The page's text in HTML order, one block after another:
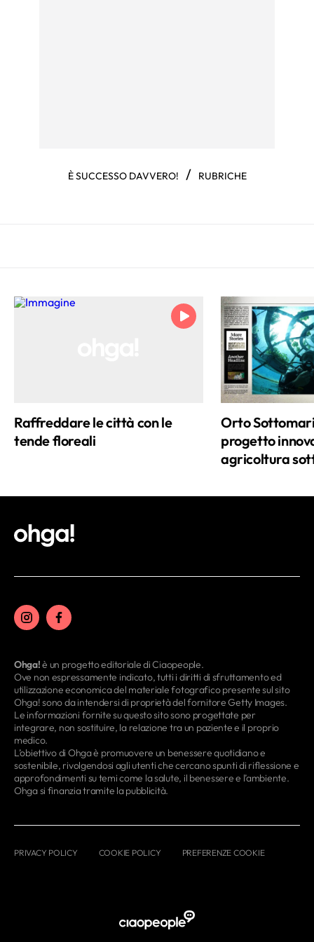
È SUCCESSO DAVVERO! / RUBRICHE
Raffreddare le città con le
tende floreali
Orto
progetto
agricoltura
Ohga!è un progetto editoriale di Ciaopeople.
Ove non espressamente indicato, tutti i diritti di sfruttamento ed
utilizzazione economica del materiale fotografico presente sul sito
Ohga! sono da intendersi di proprietà del fornitore Getty Images.
Le informazioni fornite su questo sito sono progettate per
integrare, non sostituire, la relazione tra un paziente e il proprio
medico.
L’obiettivo di Ohga è promuovere un benessere quotidiano e
sostenibile, rivolgendosi agli utenti che cercano spunti di riflessione e
approfondimenti su temi come la salute, il benessere e l’ambiente.
Ohga si finanzia tramite la pubblicità.
PRIVACY POLICY COOKIE POLICY PREFERENZE COOKIE